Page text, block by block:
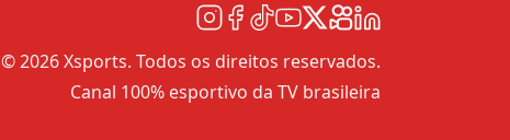
© 2026 Xsports. Todos os direitos reservados.
Canal 100% esportivo da TV brasileira